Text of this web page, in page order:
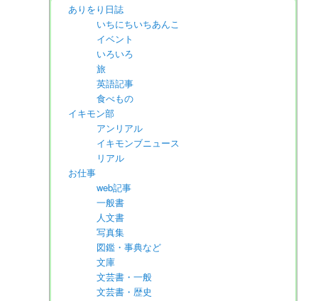
ありをり日誌
いちにちいちあんこ
イベント
いろいろ
旅
英語記事
食べもの
イキモン部
アンリアル
イキモンブニュース
リアル
お仕事
web記事
一般書
人文書
写真集
図鑑・事典など
文庫
文芸書・一般
文芸書・歴史